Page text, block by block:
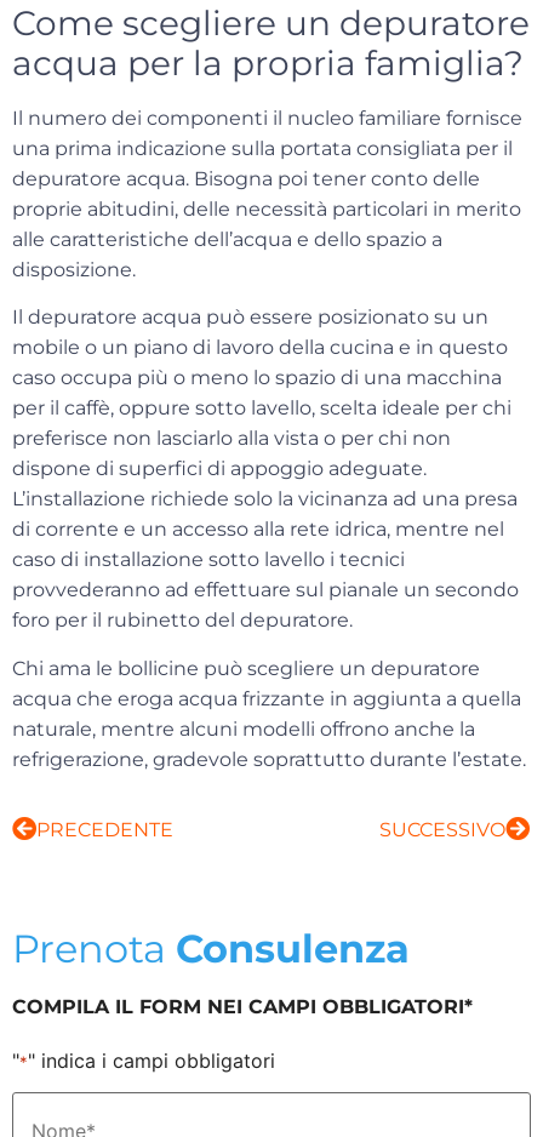
Come scegliere un depuratore
acqua per la propria famiglia?
Il numero dei componenti il nucleo familiare fornisce
una prima indicazione sulla portata consigliata per il
depuratore acqua. Bisogna poi tener conto delle
proprie abitudini, delle necessità particolari in merito
alle caratteristiche dell’acqua e dello spazio a
disposizione.
Il depuratore acqua può essere posizionato su un
mobile o un piano di lavoro della cucina e in questo
caso occupa più o meno lo spazio di una macchina
per il caffè, oppure sotto lavello, scelta ideale per chi
preferisce non lasciarlo alla vista o per chi non
dispone di superfici di appoggio adeguate.
L’installazione richiede solo la vicinanza ad una presa
di corrente e un accesso alla rete idrica, mentre nel
caso di installazione sotto lavello i tecnici
provvederanno ad effettuare sul pianale un secondo
foro per il rubinetto del depuratore.
Chi ama le bollicine può scegliere un depuratore
acqua che eroga acqua frizzante in aggiunta a quella
naturale, mentre alcuni modelli offrono anche la
refrigerazione, gradevole soprattutto durante l’estate.
PRECEDENTE SUCCESSIVO
Prenota Consulenza
COMPILA IL FORM NEI CAMPI OBBLIGATORI*
"*" indica i campi obbligatori